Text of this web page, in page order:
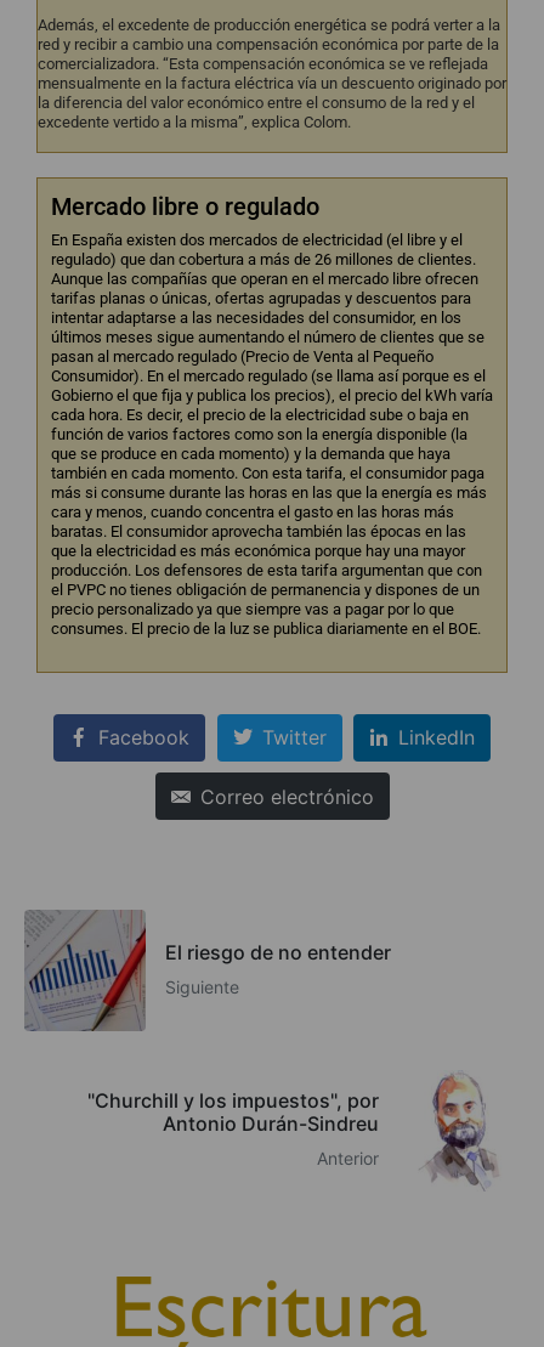
Además, el excedente de producción energética se podrá verter a la
red y recibir a cambio una compensación económica por parte de la
comercializadora. “Esta compensación económica se ve reflejada
mensualmente en la factura eléctrica vía un descuento originado por
la diferencia del valor económico entre el consumo de la red y el
excedente vertido a la misma”, explica Colom.
Mercado libre o regulado
En España existen dos mercados de electricidad (el libre y el
regulado) que dan cobertura a más de 26 millones de clientes.
Aunque las compañías que operan en el mercado libre ofrecen
tarifas planas o únicas, ofertas agrupadas y descuentos para
intentar adaptarse a las necesidades del consumidor, en los
últimos meses sigue aumentando el número de clientes que se
pasan al mercado regulado (Precio de Venta al Pequeño
Consumidor). En el mercado regulado (se llama así porque es el
Gobierno el que fija y publica los precios), el precio del kWh varía
cada hora. Es decir, el precio de la electricidad sube o baja en
función de varios factores como son la energía disponible (la
que se produce en cada momento) y la demanda que haya
también en cada momento. Con esta tarifa, el consumidor paga
más si consume durante las horas en las que la energía es más
cara y menos, cuando concentra el gasto en las horas más
baratas. El consumidor aprovecha también las épocas en las
que la electricidad es más económica porque hay una mayor
producción. Los defensores de esta tarifa argumentan que con
el PVPC no tienes obligación de permanencia y dispones de un
precio personalizado ya que siempre vas a pagar por lo que
consumes. El precio de la luz se publica diariamente en el BOE.
Facebook Twitter LinkedIn
Correo electrónico
El riesgo de no entender
Siguiente
"Churchill y los impuestos", por
Antonio Durán-Sindreu
Anterior